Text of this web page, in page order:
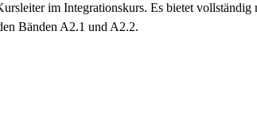
im Integrationskurs. Es bietet vollständig
Bänden A2.1 und A2.2.